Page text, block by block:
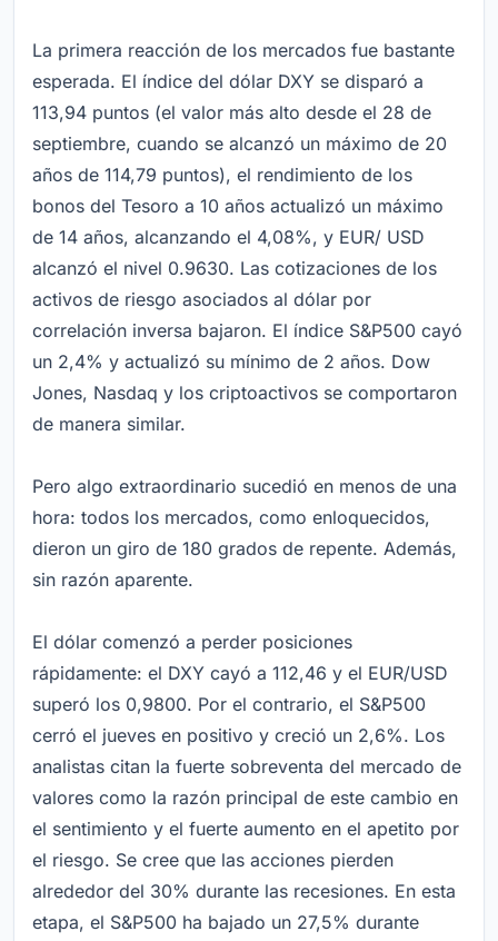
La primera reacción de los mercados fue bastante
esperada. El índice del dólar DXY se disparó a
113,94 puntos (el valor más alto desde el 28 de
septiembre, cuando se alcanzó un máximo de 20
años de 114,79 puntos), el rendimiento de los
bonos del Tesoro a 10 años actualizó un máximo
de 14 años, alcanzando el 4,08%, y EUR/ USD
alcanzó el nivel 0.9630. Las cotizaciones de los
activos de riesgo asociados al dólar por
correlación inversa bajaron. El índice S&P500 cayó
un 2,4% y actualizó su mínimo de 2 años. Dow
Jones, Nasdaq y los criptoactivos se comportaron
de manera similar.
Pero algo extraordinario sucedió en menos de una
hora: todos los mercados, como enloquecidos,
dieron un giro de 180 grados de repente. Además,
sin razón aparente.
El dólar comenzó a perder posiciones
rápidamente: el DXY cayó a 112,46 y el EUR/USD
superó los 0,9800. Por el contrario, el S&P500
cerró el jueves en positivo y creció un 2,6%. Los
analistas citan la fuerte sobreventa del mercado de
valores como la razón principal de este cambio en
el sentimiento y el fuerte aumento en el apetito por
el riesgo. Se cree que las acciones pierden
alrededor del 30% durante las recesiones. En esta
etapa, el S&P500 ha bajado un 27,5% durante